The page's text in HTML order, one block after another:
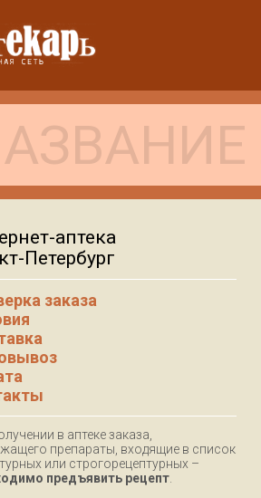
аптека
Петербург
заказа
в аптеке заказа,
препараты, входящие в список
или строгорецептурных –
предъявить рецепт